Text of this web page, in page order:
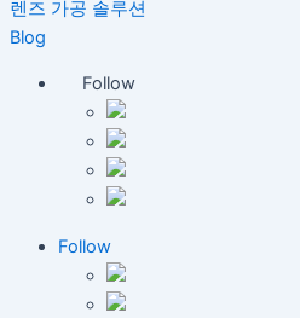
렌즈 가공 솔루션
Blog
Follow
Follow